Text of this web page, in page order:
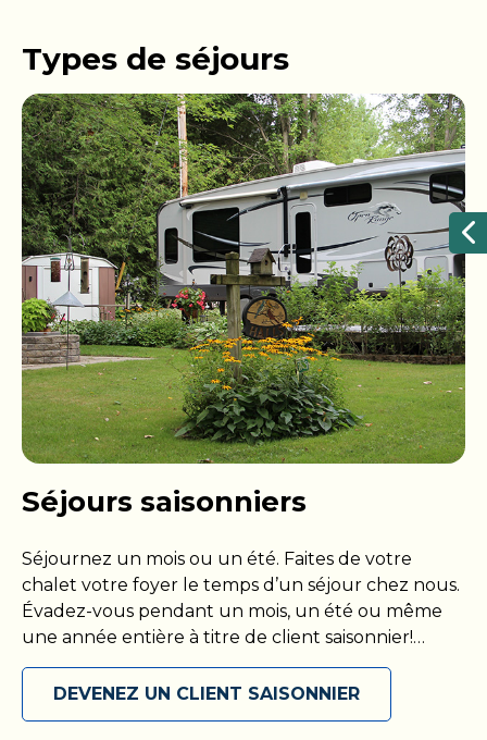
Types de séjours
Séjours saisonniers
Séjournez un mois ou un été. Faites de votre
chalet votre foyer le temps d’un séjour chez nous.
Évadez-vous pendant un mois, un été ou même
une année entière à titre de client saisonnier!
Présentez-vous avec votre propre VR ou installez-
vous dans votre chalet, puis maximisez votre
séjour parmi nous en accédant à toutes les
DEVENEZ UN CLIENT SAISONNIER